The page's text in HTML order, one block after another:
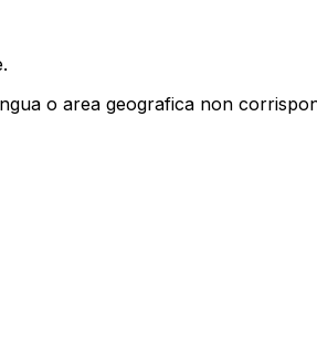
o area geografica non